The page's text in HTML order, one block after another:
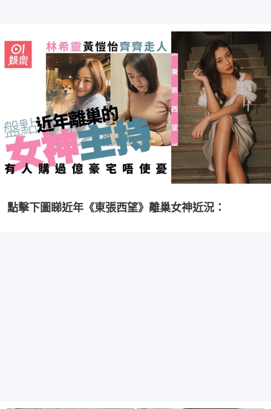
點擊下圖睇近年《東張西望》離巢女神近況：